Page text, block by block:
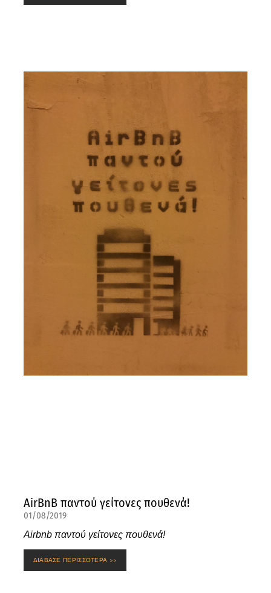
AirBnB παντού γείτονες πουθενά!
01/08/2019
Airbnb παντού γείτονες πουθενά!
ΔΙΑΒΑΣΕ ΠΕΡΙΣΣΟΤΕΡΑ >>